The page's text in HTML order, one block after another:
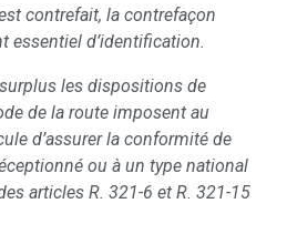
contrefait, la contrefaçon
essentiel d’identification.
les dispositions de
de la route imposent au
d’assurer la conformité de
ou à un type national
articles R. 321-6 et R. 321-15